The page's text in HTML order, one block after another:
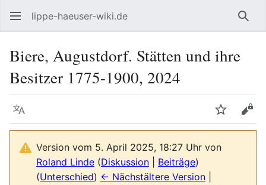
lippe-haeuser-wiki.de
Biere, Augustdorf. Stätten und ihre
Besitzer 1775-1900, 2024
Sprache
Version vom 5. April 2025, 18:27 Uhr von
Roland Linde (Diskussion Beiträge)
(Unterschied) ← Nächstältere Version